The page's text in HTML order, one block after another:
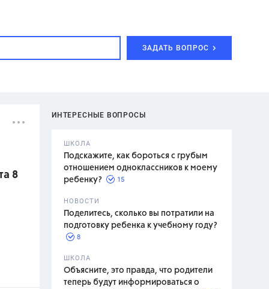
ЗАДАТЬ ВОПРОС
ИНТЕРЕСНЫЕ ВОПРОСЫ
ШКОЛА
Подскажите, как бороться с грубым
отношением одноклассников к моему
ребенку?
15
НОВОСТИ
Поделитесь, сколько вы потратили на
подготовку ребенка к учебному году?
8
ШКОЛА
Объясните, это правда, что родители
теперь будут информироваться о
8